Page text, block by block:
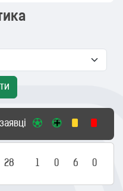
28 1 0 6 0